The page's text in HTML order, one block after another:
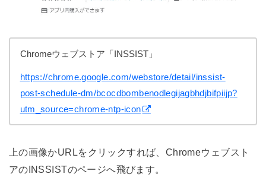
Chromeウェブストア「INSSIST」
https://chrome.google.com/webstore/detail/inssist-
post-schedule-dm/bcocdbombenodlegijagbhdjbifpiijp?
utm_source=chrome-ntp-icon
上の画像かURLをクリックすれば、Chromeウェブスト
アのINSSISTのページへ飛びます。